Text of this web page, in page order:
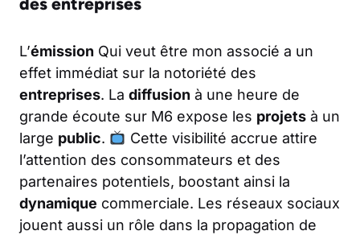
L’émission Qui veut être mon associé a un
effet immédiat sur la notoriété des
entreprises. La diffusion à une heure de
grande écoute sur M6 expose les projets à un
large public.
Cette visibilité accrue attire
l’attention des consommateurs et des
partenaires potentiels, boostant ainsi la
dynamique commerciale. Les réseaux sociaux
jouent aussi un rôle dans la propagation de